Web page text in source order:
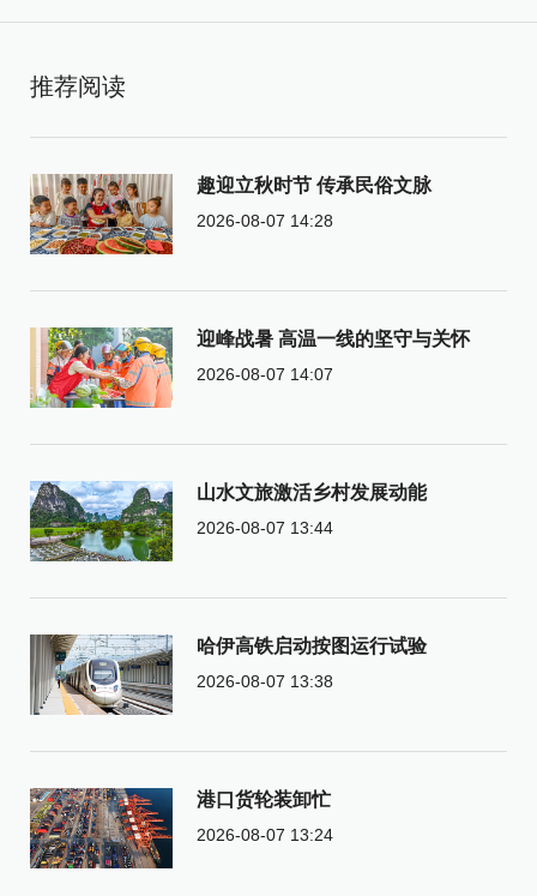
推荐阅读
趣迎立秋时节 传承民俗文脉
2026-08-07 14:28
迎峰战暑 高温一线的坚守与关怀
2026-08-07 14:07
山水文旅激活乡村发展动能
2026-08-07 13:44
哈伊高铁启动按图运行试验
2026-08-07 13:38
港口货轮装卸忙
2026-08-07 13:24